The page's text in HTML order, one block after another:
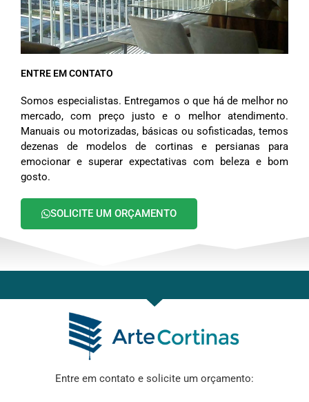
ENTRE EM CONTATO
Somos especialistas. Entregamos o que há de melhor no
mercado, com preço justo e o melhor atendimento.
Manuais ou motorizadas, básicas ou sofisticadas, temos
dezenas de modelos de cortinas e persianas para
emocionar e superar expectativas com beleza e bom
gosto.
SOLICITE UM ORÇAMENTO
Entre em contato e solicite um orçamento: